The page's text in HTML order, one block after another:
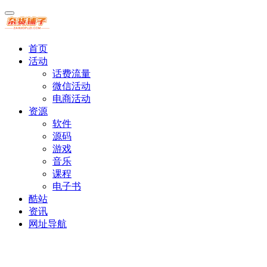
首页
活动
话费流量
微信活动
电商活动
资源
软件
源码
游戏
音乐
课程
电子书
酷站
资讯
网址导航